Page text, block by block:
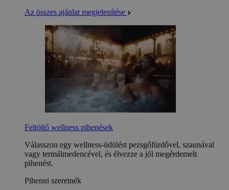
Az összes ajánlat megjelenítése
Feltöltő wellness pihenések
Válasszon egy wellness-üdülést pezsgőfürdővel, szaunával
vagy termálmedencével, és élvezze a jól megérdemelt
pihenést.
Pihenni szeretnék